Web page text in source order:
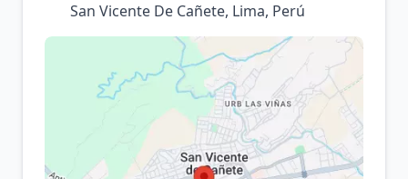
San Vicente De Cañete, Lima, Perú